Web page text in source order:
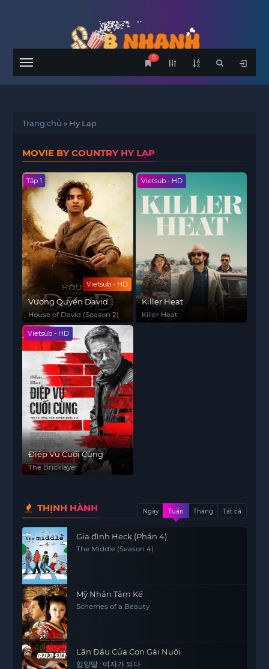
Menu
0
Trang chủ » Hy Lạp
MOVIE BY COUNTRY HY LẠP
Vietsub - HD
Tập 1
Vương Quyền David
(Phần 2)
House of David (Season 2)
Vietsub - HD
Killer Heat
Killer Heat
Vietsub - HD
Điệp Vụ Cuối Cùng
The Bricklayer
THỊNH HÀNH Ngày Tuần Tháng Tất cả
Gia đình Heck (Phần 4)
The Middle (Season 4)
Mỹ Nhân Tâm Kế
Schemes of a Beauty
Lần Đầu Của Con Gái Nuôi
입양딸 : 여자가 되다